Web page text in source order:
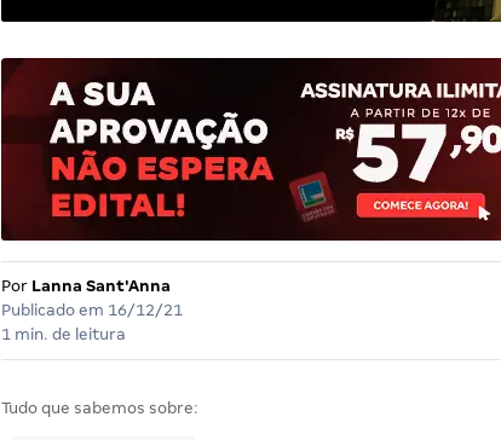
Por Lanna Sant'Anna
Publicado em 16/12/21
1 min. de leitura
Tudo que sabemos sobre: